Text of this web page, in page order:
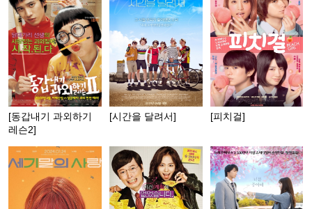
[동갑내기 과외하기
레슨2]
[시간을 달려서] [피치걸]